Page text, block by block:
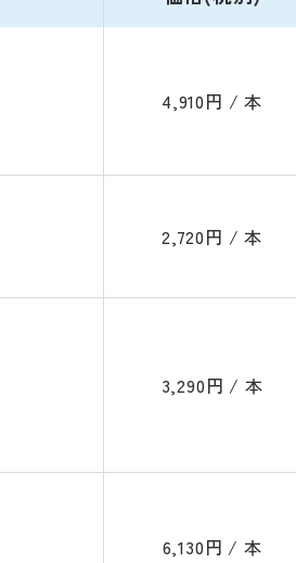
4,910円 / 本
2,720円 / 本
3,290円 / 本
6,130円 / 本